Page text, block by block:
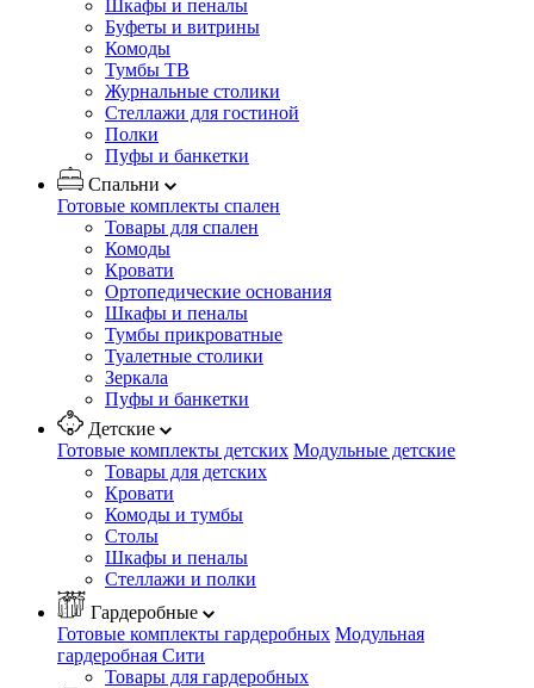
Шкафы и пеналы
Буфеты и витрины
Комоды
Тумбы ТВ
Журнальные столики
Стеллажи для гостиной
Полки
Пуфы и банкетки
Спальни
Готовые комплекты спален
Товары для спален
Комоды
Кровати
Ортопедические основания
Шкафы и пеналы
Тумбы прикроватные
Туалетные столики
Зеркала
Пуфы и банкетки
Детские
Готовые комплекты детских Модульные детские
Товары для детских
Кровати
Комоды и тумбы
Столы
Шкафы и пеналы
Стеллажи и полки
Гардеробные
Готовые комплекты гардеробных Модульная
гардеробная Сити
Товары для гардеробных